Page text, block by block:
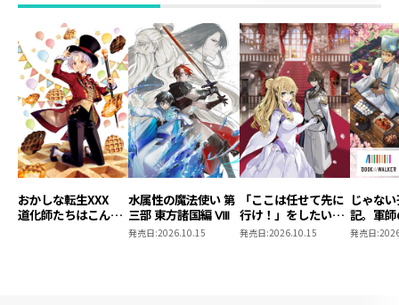
おかしな転生XXX
道化師たちはこんが
水属性の魔法使い 第
三部 東方諸国編 Ⅷ
発売日:2026.10.15
「ここは任せて先に
行け！」をしたい死
にたがりの望まぬ宇
発売日:2026.10.15
じゃな
記。軍
われま
発売日: